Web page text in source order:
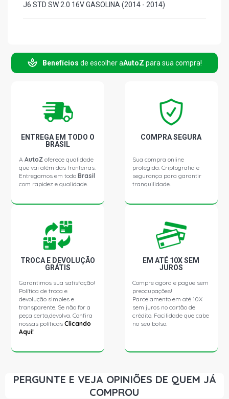
J6 STD SW 2.0 16V GASOLINA (2014 - 2014)
Benefícios de escolher aAutoZ para sua compra!
ENTREGA EM TODO O
BRASIL
AAutoZ oferece qualidade
que vai além das fronteiras.
Entregamos em todoBrasil
com rapidez e qualidade.
COMPRA SEGURA
Sua compra online
protegida. Criptografia e
segurança para garantir
tranquilidade.
TROCA E DEVOLUÇÃO
GRÁTIS
Garantimos sua satisfação!
Política de troca e
devolução simples e
transparente. Se não for a
peça certa,devolva. Confira
nossas políticasClicando
Aqui!
EM ATÉ 10X SEM
JUROS
Compre agora e pague sem
preocupações!
Parcelamento em até 10X
sem juros no cartão de
crédito. Facilidade que cabe
no seu bolso.
PERGUNTE E VEJA OPINIÕES DE QUEM JÁ
COMPROU